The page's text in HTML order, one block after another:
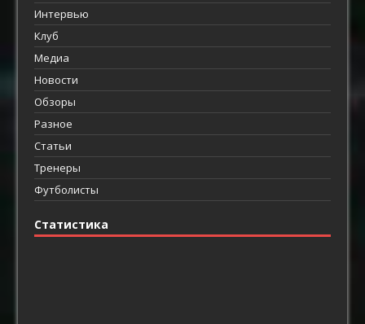
Интервью
Клуб
Медиа
Новости
Обзоры
Разное
Статьи
Тренеры
Футболисты
Статистика